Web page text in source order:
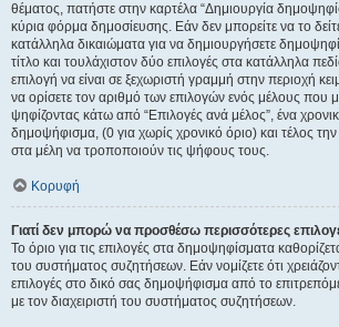
θέματος, πατήστε στην καρτέλα “Δημιουργία
κύρια φόρμα δημοσίευσης. Εάν δεν μπορείτε να το
κατάλληλα δικαιώματα για να δημιουργήσετε
τίτλο και τουλάχιστον δύο επιλογές στα κατάλληλα
επιλογή να είναι σε ξεχωριστή γραμμή στην περιοχή
να ορίσετε τον αριθμό των επιλογών ενός μέλους που
ψηφίζοντας κάτω από “Επιλογές ανά μέλος”, ένα
δημοψήφισμα, (0 για χωρίς χρονικό όριο) και τέλος την
στα μέλη να τροποποιούν τις ψήφους τους.
Κορυφή
Γιατί δεν μπορώ να προσθέσω περισσότερες
Το όριο για τις επιλογές στα δημοψηφίσματα
του συστήματος συζητήσεων. Εάν νομίζετε ότι
επιλογές στο δικό σας δημοψήφισμα από το
με τον διαχειριστή του συστήματος συζητήσεων.